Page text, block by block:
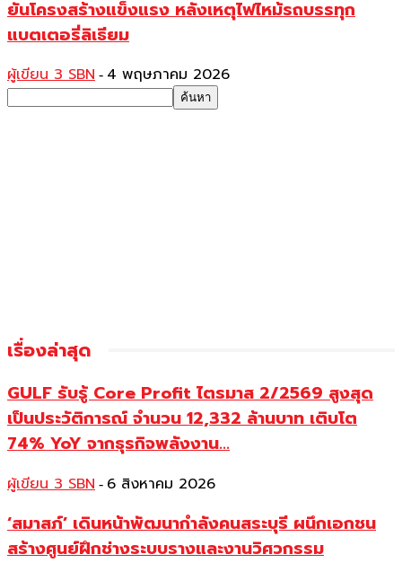
ยันโครงสร้างแข็งแรง หลังเหตุไฟไหม้รถบรรทุก
แบตเตอรี่ลิเธียม
ผู้เขียน 3 SBN - 4 พฤษภาคม 2026
เรื่องล่าสุด
GULF รับรู้ Core Profit ไตรมาส 2/2569 สูงสุด
เป็นประวัติการณ์ จำนวน 12,332 ล้านบาท เติบโต
74% YoY จากธุรกิจพลังงาน...
ผู้เขียน 3 SBN - 6 สิงหาคม 2026
‘สมาสภ์’ เดินหน้าพัฒนากำลังคนสระบุรี ผนึกเอกชน
สร้างศูนย์ฝึกช่างระบบรางและงานวิศวกรรม